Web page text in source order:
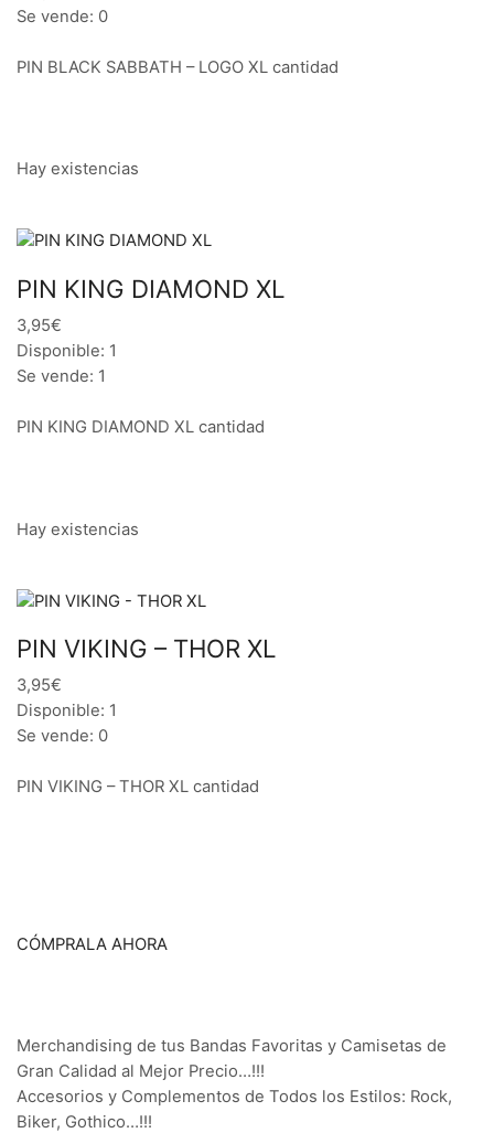
Se vende: 0
PIN BLACK SABBATH – LOGO XL cantidad
Hay existencias
PIN KING DIAMOND XL
3,95€
Disponible: 1
Se vende: 1
PIN KING DIAMOND XL cantidad
Hay existencias
PIN VIKING – THOR XL
3,95€
Disponible: 1
Se vende: 0
PIN VIKING – THOR XL cantidad
CÓMPRALA AHORA
Merchandising de tus Bandas Favoritas y Camisetas de
Gran Calidad al Mejor Precio…!!!
Accesorios y Complementos de Todos los Estilos: Rock,
Biker, Gothico…!!!